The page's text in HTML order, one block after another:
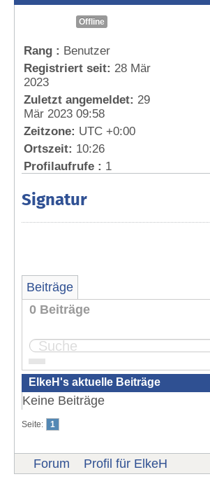
Offline
Rang : Benutzer
Registriert seit: 28 Mär
2023
Zuletzt angemeldet: 29
Mär 2023 09:58
Zeitzone: UTC +0:00
Ortszeit: 10:26
Profilaufrufe : 1
Signatur
Beiträge
0 Beiträge
ElkeH's aktuelle Beiträge
Keine Beiträge
Seite: 1
Forum Profil für ElkeH